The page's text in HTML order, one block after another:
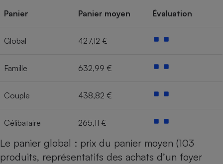
Panier Panier moyen Évaluation
Global 427,12 €
Famille 632,99 €
Couple 438,82 €
Célibataire 265,11 €
Le panier global : prix du panier moyen (103
produits, représentatifs des achats d’un foyer